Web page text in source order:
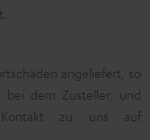
angeliefert, so
bei dem Zusteller, und
Kontakt zu uns auf